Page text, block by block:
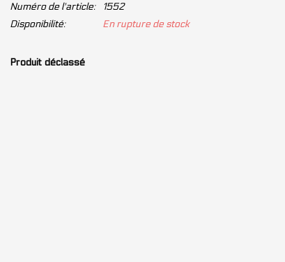
Numéro de l'article:
1552
Disponibilité:
En rupture de stock
Produit déclassé